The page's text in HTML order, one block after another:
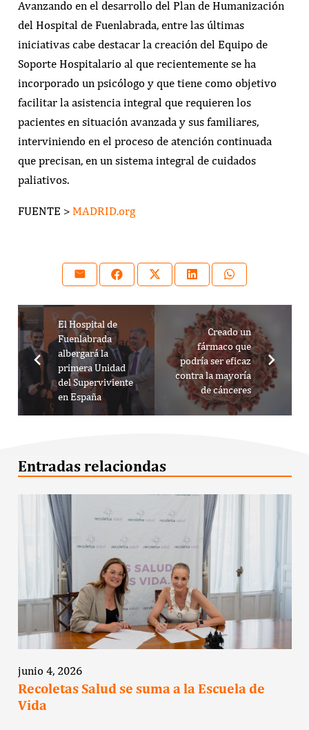
Avanzando en el desarrollo del Plan de Humanización
del Hospital de Fuenlabrada, entre las últimas
iniciativas cabe destacar la creación del Equipo de
Soporte Hospitalario al que recientemente se ha
incorporado un psicólogo y que tiene como objetivo
facilitar la asistencia integral que requieren los
pacientes en situación avanzada y sus familiares,
interviniendo en el proceso de atención continuada
que precisan, en un sistema integral de cuidados
paliativos.
FUENTE >MADRID.org
El Hospital de
Fuenlabrada
albergará la
primera Unidad
del Superviviente
en España
Creado un
fármaco que
podría ser eficaz
contra la mayoría
de cánceres
Entradas relaciondas
junio 4, 2026
Recoletas Salud se suma a la Escuela de
Vida